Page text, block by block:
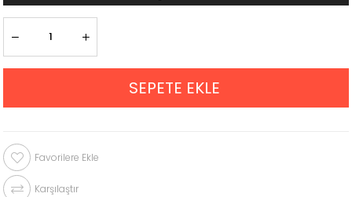
Favorilere Ekle
Karşılaştır